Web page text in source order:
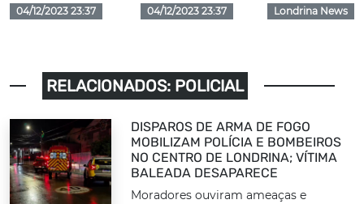
04/12/2023 23:37 04/12/2023 23:37 Londrina News
RELACIONADOS: POLICIAL
DISPAROS DE ARMA DE FOGO
MOBILIZAM POLÍCIA E BOMBEIROS
NO CENTRO DE LONDRINA; VÍTIMA
BALEADA DESAPARECE
Moradores ouviram ameaças e